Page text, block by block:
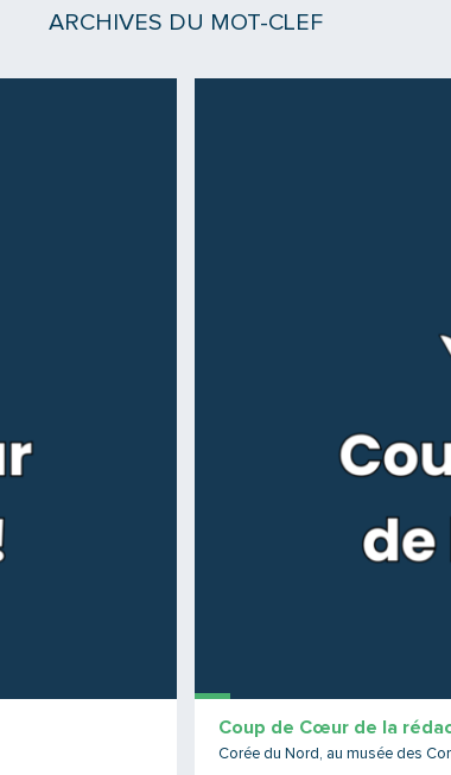
ARCHIVES DU MOT-CLEF
Coup de Cœur de la
Corée du Nord, au musée des